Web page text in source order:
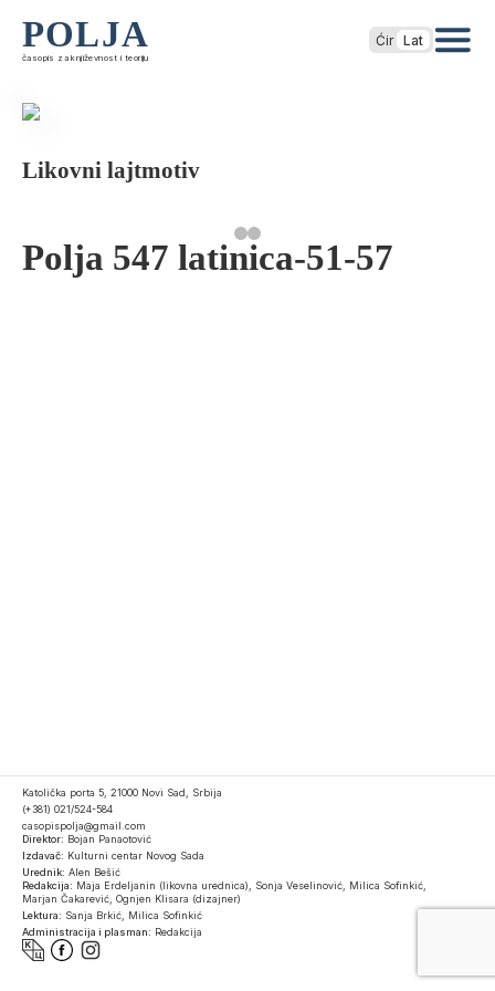
POLJA
časopis za književnost i teoriju
Ćir Lat
Likovni lajtmotiv
Polja 547 latinica-51-57
Katolička porta 5, 21000 Novi Sad, Srbija
(+381) 021/524-584
casopispolja@gmail.com
Direktor: Bojan Panaotović
Izdavač: Kulturni centar Novog Sada
Urednik: Alen Bešić
Redakcija: Maja Erdeljanin (likovna urednica), Sonja Veselinović, Milica Sofinkić,
Marjan Čakarević, Ognjen Klisara (dizajner)
Lektura: Sanja Brkić, Milica Sofinkić
Administracija i plasman: Redakcija